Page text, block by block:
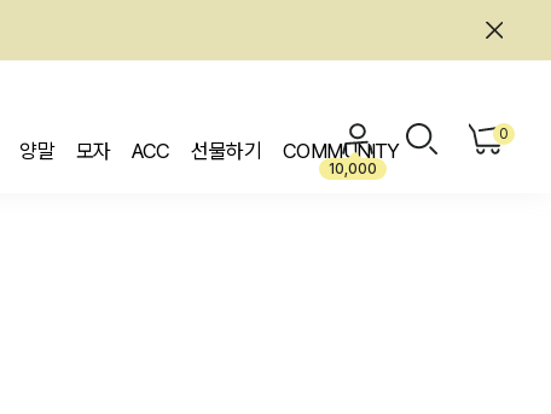
양말 모자 ACC 선물하기 COMMUNITY
10,000
0